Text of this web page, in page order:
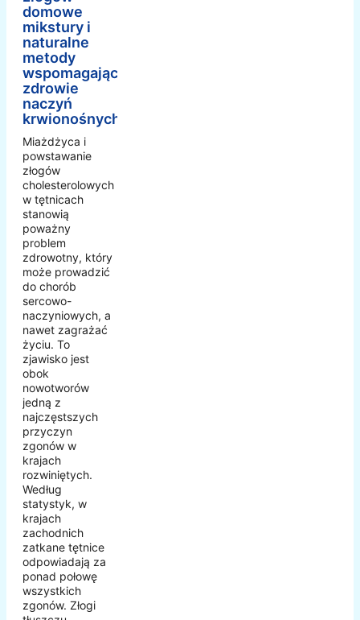
domowe
mikstury i
naturalne
metody
wspomagające
zdrowie
naczyń
krwionośnych
Miażdżyca i
powstawanie
złogów
cholesterolowych
w tętnicach
stanowią
poważny
problem
zdrowotny, który
może prowadzić
do chorób
sercowo-
naczyniowych, a
nawet zagrażać
życiu. To
zjawisko jest
obok
nowotworów
jedną z
najczęstszych
przyczyn
zgonów w
krajach
rozwiniętych.
Według
statystyk, w
krajach
zachodnich
zatkane tętnice
odpowiadają za
ponad połowę
wszystkich
zgonów. Złogi